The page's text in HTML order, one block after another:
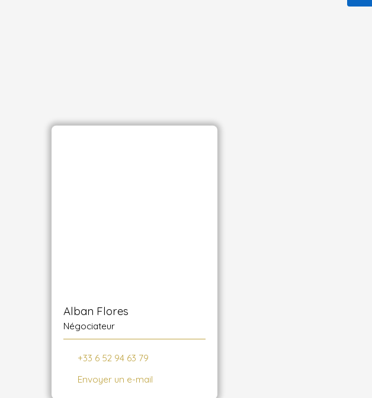
Alban Flores
Négociateur
+33 6 52 94 63 79
Envoyer un e-mail